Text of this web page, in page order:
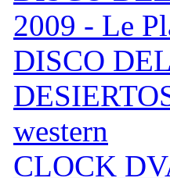
2009 - Le
DISCO
western
CLOCK